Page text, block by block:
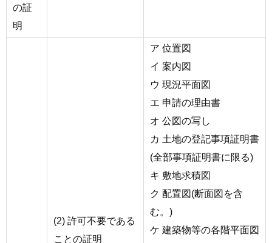
の証
明
(2) 許可不要である
ことの証明
ア 位置図
イ 案内図
ウ 現況平面図
エ 申請の理由書
オ 公図の写し
カ 土地の登記事項証明書
(全部事項証明書に限る)
キ 敷地求積図
ク 配置図(断面図を含
む。)
ケ 建築物等の各階平面図